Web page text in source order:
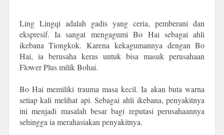
Ling Lingqi adalah gadis yang ceria, pemberani dan
ekspresif. Ia sangat mengagumi Bo Hai sebagai ahli
ikebana Tiongkok. Karena kekagumannya dengan Bo
Hai, ia berusaha keras untuk bisa masuk perusahaan
Flower Plus milik Bohai.
Bo Hai memiliki trauma masa kecil. Ia akan buta warna
setiap kali melihat api. Sebagai ahli ikebana, penyakitnya
ini menjadi masalah besar bagi reputasi perusahaannya
sehingga ia merahasiakan penyakitnya.